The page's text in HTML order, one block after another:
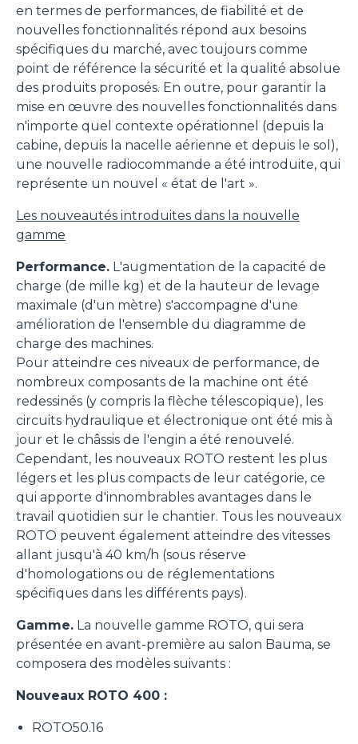
en termes de performances, de fiabilité et de
nouvelles fonctionnalités répond aux besoins
spécifiques du marché, avec toujours comme
point de référence la sécurité et la qualité absolue
des produits proposés. En outre, pour garantir la
mise en œuvre des nouvelles fonctionnalités dans
n'importe quel contexte opérationnel (depuis la
cabine, depuis la nacelle aérienne et depuis le sol),
une nouvelle radiocommande a été introduite, qui
représente un nouvel « état de l'art ».
Les nouveautés introduites dans la nouvelle
gamme
Performance. L'augmentation de la capacité de
charge (de mille kg) et de la hauteur de levage
maximale (d'un mètre) s'accompagne d'une
amélioration de l'ensemble du diagramme de
charge des machines.
Pour atteindre ces niveaux de performance, de
nombreux composants de la machine ont été
redessinés (y compris la flèche télescopique), les
circuits hydraulique et électronique ont été mis à
jour et le châssis de l'engin a été renouvelé.
Cependant, les nouveaux ROTO restent les plus
légers et les plus compacts de leur catégorie, ce
qui apporte d'innombrables avantages dans le
travail quotidien sur le chantier. Tous les nouveaux
ROTO peuvent également atteindre des vitesses
allant jusqu'à 40 km/h (sous réserve
d'homologations ou de réglementations
spécifiques dans les différents pays).
Gamme. La nouvelle gamme ROTO, qui sera
présentée en avant-première au salon Bauma, se
composera des modèles suivants :
Nouveaux ROTO 400 :
ROTO50.16